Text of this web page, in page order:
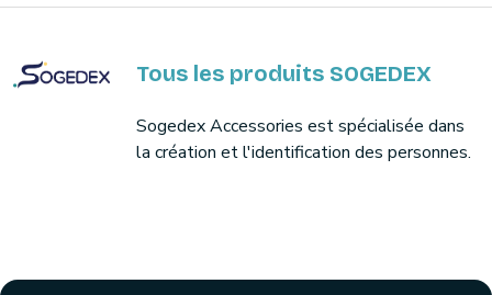
Tous les produits SOGEDEX
Sogedex Accessories est spécialisée dans
la création et l'identification des personnes.